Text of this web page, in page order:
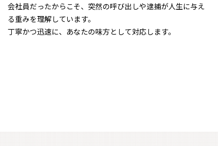
会社員だったからこそ、突然の呼び出しや逮捕が人生に与え
る重みを理解しています。
丁寧かつ迅速に、あなたの味方として対応します。